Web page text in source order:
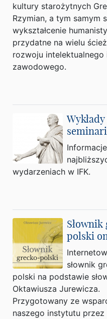
kultury starożytnych
Rzymian, a tym samym
wykształcenie
przydatne na wielu
rozwoju intelektualnego
zawodowego.
wydarzeniach w IFK.
polski
słownik
polski na podstawie
Oktawiusza Jurewicza.
Przygotowany ze
naszego instytutu przez